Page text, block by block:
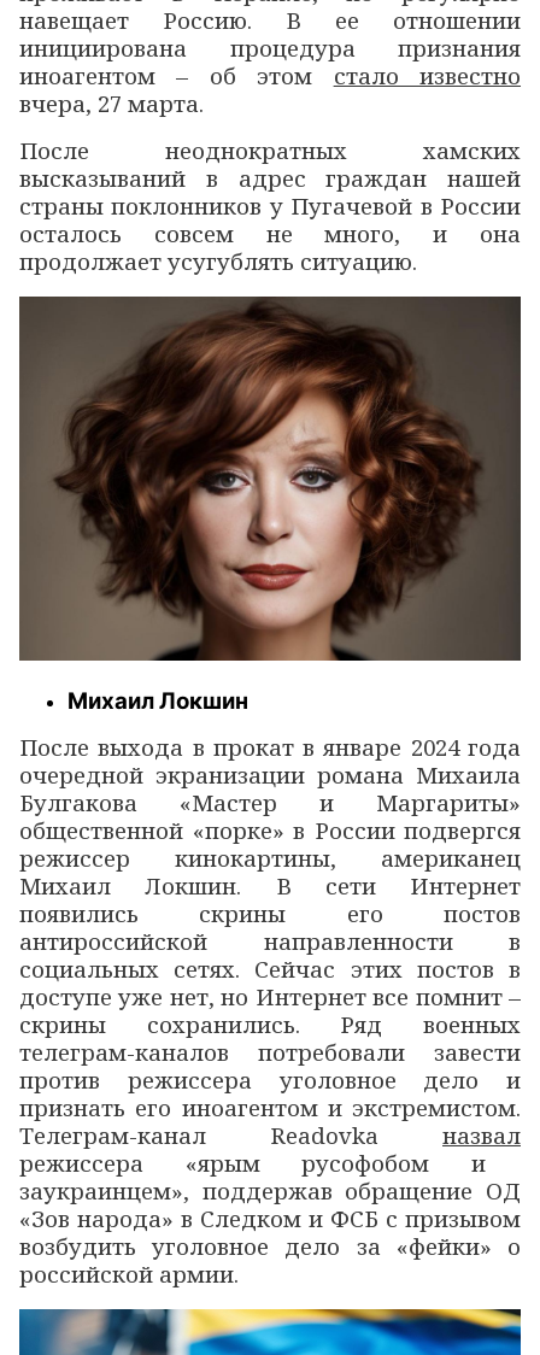
навещает Россию. В ее отношении
инициирована процедура признания
иноагентом – об этом стало известно
вчера, 27 марта.
После неоднократных хамских
высказываний в адрес граждан нашей
страны поклонников у Пугачевой в России
осталось совсем не много, и она
продолжает усугублять ситуацию.
Михаил Локшин
После выхода в прокат в январе 2024 года
очередной экранизации романа Михаила
Булгакова «Мастер и Маргариты»
общественной «порке» в России подвергся
режиссер кинокартины, американец
Михаил Локшин. В сети Интернет
появились скрины его постов
антироссийской направленности в
социальных сетях. Сейчас этих постов в
доступе уже нет, но Интернет все помнит –
скрины сохранились. Ряд военных
телеграм-каналов потребовали завести
против режиссера уголовное дело и
признать его иноагентом и экстремистом.
Телеграм-канал Readovka назвал
режиссера «ярым русофобом и
заукраинцем», поддержав обращение ОД
«Зов народа» в Следком и ФСБ с призывом
возбудить уголовное дело за «фейки» о
российской армии.